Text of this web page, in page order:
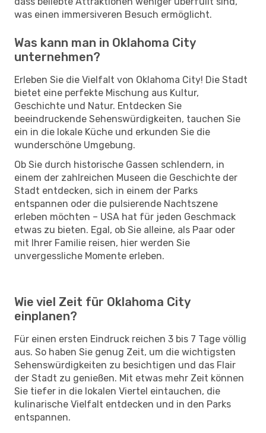
was einen immersiveren Besuch ermöglicht.
Was kann man in Oklahoma City
unternehmen?
Erleben Sie die Vielfalt von Oklahoma City! Die Stadt
bietet eine perfekte Mischung aus Kultur,
Geschichte und Natur. Entdecken Sie
beeindruckende Sehenswürdigkeiten, tauchen Sie
ein in die lokale Küche und erkunden Sie die
wunderschöne Umgebung.
Ob Sie durch historische Gassen schlendern, in
einem der zahlreichen Museen die Geschichte der
Stadt entdecken, sich in einem der Parks
entspannen oder die pulsierende Nachtszene
erleben möchten – USA hat für jeden Geschmack
etwas zu bieten. Egal, ob Sie alleine, als Paar oder
mit Ihrer Familie reisen, hier werden Sie
unvergessliche Momente erleben.
Wie viel Zeit für Oklahoma City
einplanen?
Für einen ersten Eindruck reichen 3 bis 7 Tage völlig
aus. So haben Sie genug Zeit, um die wichtigsten
Sehenswürdigkeiten zu besichtigen und das Flair
der Stadt zu genießen. Mit etwas mehr Zeit können
Sie tiefer in die lokalen Viertel eintauchen, die
kulinarische Vielfalt entdecken und in den Parks
entspannen.